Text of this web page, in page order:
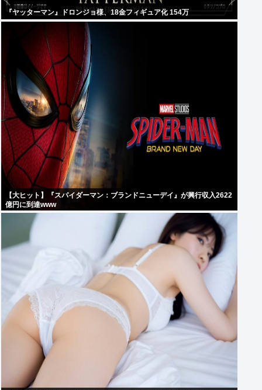
『ヤッターマン』ドロンジョ様、18金フィギュア化 154万
【大ヒット】『スパイダーマン：ブランドニューデイ』が興行収入2622
億円に到達www